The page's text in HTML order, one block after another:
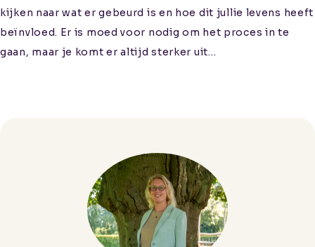
kijken naar wat er gebeurd is en hoe dit jullie levens heeft
beïnvloed. Er is moed voor nodig om het proces in te
gaan, maar je komt er altijd sterker uit…